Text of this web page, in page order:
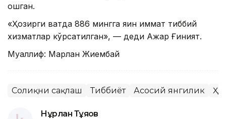
ошган.
«Ҳозирги вақтда 886 мингга яқин қиммат тиббий
хизматлар кўрсатилган», — деди Ажар Ғиният.
Муаллиф: Марлан Жиембай
Соғлиқни сақлаш Тиббиёт Асосий янгилик
Нұрлан Тұяқов